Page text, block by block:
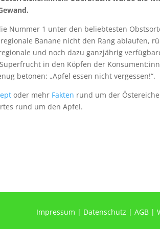
Nummer 1 unter den beliebtesten
Banane nicht den Rang ablaufen,
und noch dazu ganzjährig
in den Köpfen der
betonen: „Apfel essen nicht vergessen!“.
oder mehr Fakten rund um der
rund um den Apfel.
Impressum | Datenschutz | AGB |